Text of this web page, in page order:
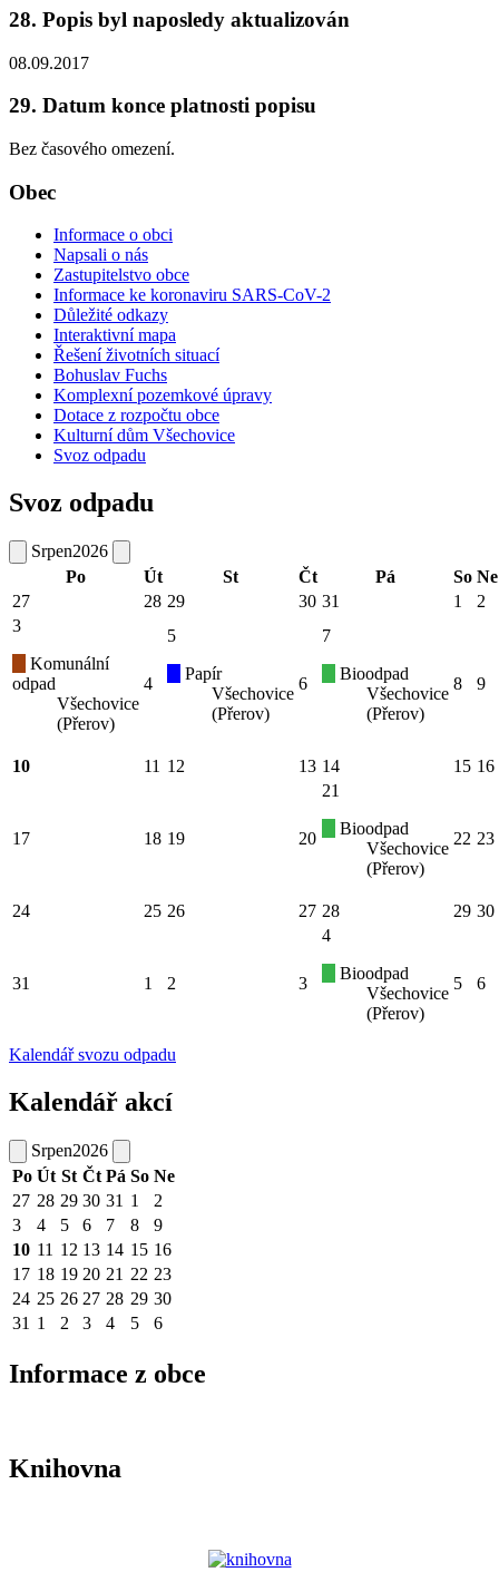
28. Popis byl naposledy aktualizován
08.09.2017
29. Datum konce platnosti popisu
Bez časového omezení.
Obec
Informace o obci
Napsali o nás
Zastupitelstvo obce
Informace ke koronaviru SARS-CoV-2
Důležité odkazy
Interaktivní mapa
Řešení životních situací
Bohuslav Fuchs
Komplexní pozemkové úpravy
Dotace z rozpočtu obce
Kulturní dům Všechovice
Svoz odpadu
Svoz odpadu
Srpen2026
Po
Út St Čt Pá So Ne
27
28 29 30 31 1
2
3
Komunální
odpad
Všechovice
(Přerov)
4
5
Papír
Všechovice
(Přerov)
6
7
Bioodpad
Všechovice
(Přerov)
8 9
10 11 12 13 14 15 16
17 18 19 20
21
Bioodpad
Všechovice
(Přerov)
22 23
24 25 26 27 28 29 30
31 1 2 3
4
Bioodpad
Všechovice
(Přerov)
5 6
Kalendář svozu odpadu
Kalendář akcí
Srpen2026
Po Út St Čt Pá So Ne
27 28 29 30 31 1
2
3
4 5 6 7 8
9
10 11 12 13 14 15 16
17 18 19 20 21 22 23
24 25 26 27 28 29 30
31 1 2 3 4 5 6
Informace z obce
Knihovna